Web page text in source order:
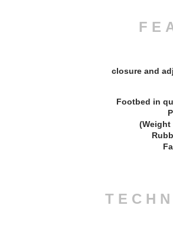
3 closure and
Footbed in
Weight